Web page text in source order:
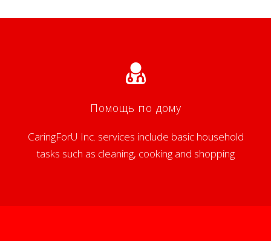
Помощь по дому
CaringForU Inc. services include basic household
tasks such as cleaning, cooking and shopping